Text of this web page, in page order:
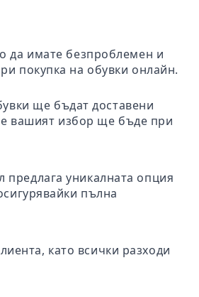
да имате безпроблемен и
покупка на обувки онлайн.
ще бъдат доставени
вашият избор ще бъде при
предлага уникалната опция
пълна
като всички разходи